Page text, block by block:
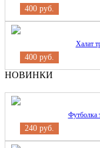
400 руб.
Халат
400 руб.
НОВИНКИ
Футболка
240 руб.